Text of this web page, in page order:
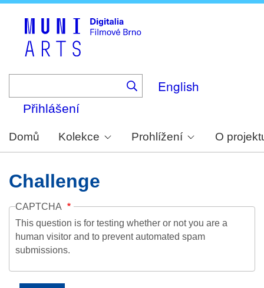
English
Přihlášení
Domů Kolekce Prohlížení O
Challenge
CAPTCHA
This question is for testing whether or not you are a
human visitor and to prevent automated spam
submissions.